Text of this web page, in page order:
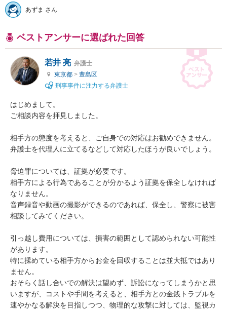
あずま さん
ベストアンサーに選ばれた回答
若井 亮 弁護士
東京都 > 豊島区
刑事事件に注力する弁護士
はじめまして。
ご相談内容を拝見しました。
相手方の態度を考えると、ご自身での対応はお勧めできません。
弁護士を代理人に立てるなどして対応したほうが良いでしょう。
脅迫罪については、証拠が必要です。
相手方による行為であることが分かるよう証拠を保全しなければ
なりません。
音声録音や動画の撮影ができるのであれば、保全し、警察に被害
相談してみてください。
引っ越し費用については、損害の範囲として認められない可能性
があります。
特に揉めている相手方からお金を回収することは並大抵ではあり
ません。
おそらく話し合いでの解決は望めず、訴訟になってしまうかと思
いますが、コストや手間を考えると、相手方との金銭トラブルを
速やかなる解決を目指しつつ、物理的な攻撃に対しては、監視カ